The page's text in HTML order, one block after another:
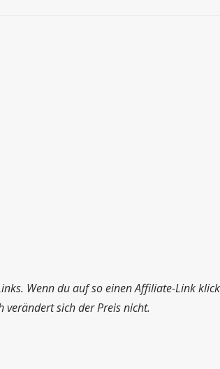
Wenn du auf so einen Affiliate-Link
verändert sich der Preis nicht.